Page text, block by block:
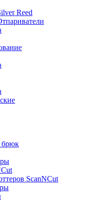
Reed
брюк
ScanNCut